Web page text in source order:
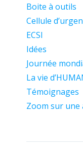
Boite à outils
Cellule
ECSI
Idées
Journée
La vie
Témoignages
Zoom sur une